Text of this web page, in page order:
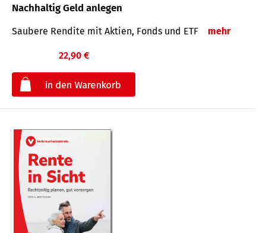
Nachhaltig Geld anlegen
Saubere Rendite mit Aktien, Fonds und ETF mehr
22,90 €